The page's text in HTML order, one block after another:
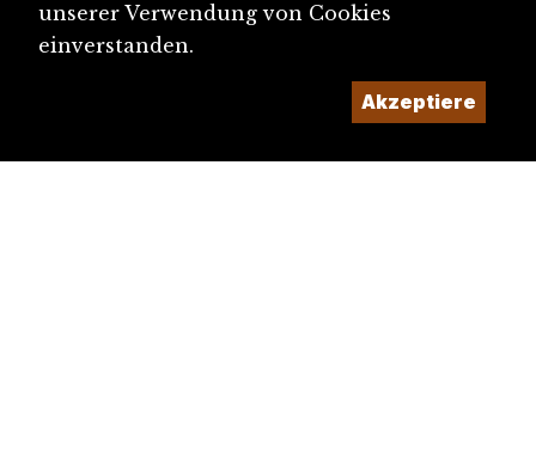
unserer Verwendung von Cookies
einverstanden.
Akzeptiere